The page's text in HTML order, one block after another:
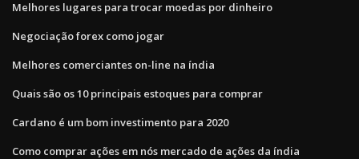
Melhores lugares para trocar moedas por dinheiro
Negociação forex como jogar
Melhores comerciantes on-line na índia
Quais são os 10 principais estoques para comprar
Cardano é um bom investimento para 2020
Como comprar ações em nós mercado de ações da índia